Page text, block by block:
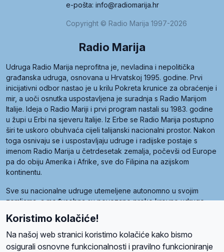
e-pošta: info@radiomarija.hr
Copyright © Radio Marija 1997-2026
Radio Marija
Udruga Radio Marija neprofitna je, nevladina i nepolitička
građanska udruga, osnovana u Hrvatskoj 1995. godine. Prvi
inicijativni odbor nastao je u krilu Pokreta krunice za obraćenje i
mir, a uoči osnutka uspostavljena je suradnja s Radio Marijom
Italije. Ideja o Radio Mariji i prvi program nastali su 1983. godine
u župi u Erbi na sjeveru Italije. Iz Erbe se Radio Marija postupno
širi te uskoro obuhvaća cijeli talijanski nacionalni prostor. Nakon
toga osnivaju se i uspostavljaju udruge i radijske postaje s
imenom Radio Marija u četrdesetak zemalja, počevši od Europe
pa do obiju Amerika i Afrike, sve do Filipina na azijskom
kontinentu.
Sve su nacionalne udruge utemeljene autonomno u svojim
zemljama, a međusobna su povezane preko krovne udruge
Radio Maria). Svjetsku obitelj utemeljilo je sedam članica, među
kojima je i hrvatska Udruga Radio Marija.
Koristimo kolačiće!
Na našoj web stranici koristimo kolačiće kako bismo
osigurali osnovne funkcionalnosti i pravilno funkcioniranje